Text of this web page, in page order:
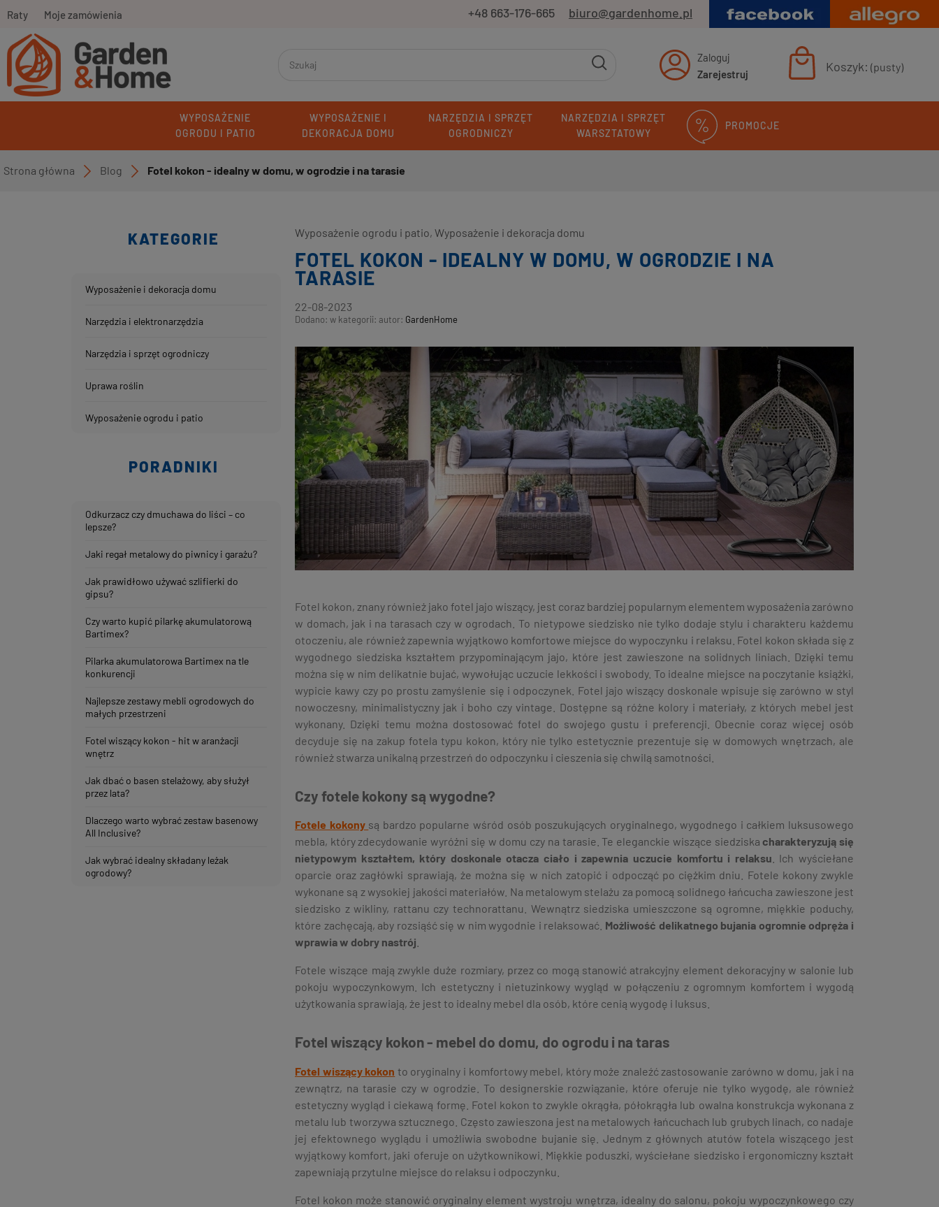
Raty Moje zamówienia +48 663-176-665 biuro@gardenhome.pl
Koszyk: (pusty)
Zaloguj
Zarejestruj
WYPOSAŻENIE
OGRODU I PATIO
WYPOSAŻENIE I
DEKORACJA DOMU
NARZĘDZIA I SPRZĘT
OGRODNICZY
NARZĘDZIA I SPRZĘT
WARSZTATOWY
PROMOCJE
Strona główna Blog Fotel kokon - idealny w domu, w ogrodzie i na tarasie
KATEGORIE
Wyposażenie i dekoracja domu
Narzędzia i elektronarzędzia
Narzędzia i sprzęt ogrodniczy
Uprawa roślin
Wyposażenie ogrodu i patio
PORADNIKI
Odkurzacz czy dmuchawa do liści – co
lepsze?
Jaki regał metalowy do piwnicy i garażu?
Jak prawidłowo używać szlifierki do
gipsu?
Czy warto kupić pilarkę akumulatorową
Bartimex?
Pilarka akumulatorowa Bartimex na tle
konkurencji
Najlepsze zestawy mebli ogrodowych do
małych przestrzeni
Fotel wiszący kokon - hit w aranżacji
wnętrz
Jak dbać o basen stelażowy, aby służył
przez lata?
Dlaczego warto wybrać zestaw basenowy
All Inclusive?
Jak wybrać idealny składany leżak
ogrodowy?
Wyposażenie ogrodu i patio, Wyposażenie i dekoracja domu
FOTEL KOKON - IDEALNY W DOMU, W OGRODZIE I NA
TARASIE
22-08-2023
Dodano: w kategorii: autor: GardenHome
Fotel kokon, znany również jako fotel jajo wiszący, jest coraz bardziej popularnym elementem wyposażenia zarówno
w domach, jak i na tarasach czy w ogrodach. To nietypowe siedzisko nie tylko dodaje stylu i charakteru każdemu
otoczeniu, ale również zapewnia wyjątkowo komfortowe miejsce do wypoczynku i relaksu. Fotel kokon składa się z
wygodnego siedziska kształtem przypominającym jajo, które jest zawieszone na solidnych liniach. Dzięki temu
można się w nim delikatnie bujać, wywołując uczucie lekkości i swobody. To idealne miejsce na poczytanie książki,
wypicie kawy czy po prostu zamyślenie się i odpoczynek. Fotel jajo wiszący doskonale wpisuje się zarówno w styl
nowoczesny, minimalistyczny jak i boho czy vintage. Dostępne są różne kolory i materiały, z których mebel jest
wykonany. Dzięki temu można dostosować fotel do swojego gustu i preferencji. Obecnie coraz więcej osób
decyduje się na zakup fotela typu kokon, który nie tylko estetycznie prezentuje się w domowych wnętrzach, ale
również stwarza unikalną przestrzeń do odpoczynku i cieszenia się chwilą samotności.
Czy fotele kokony są wygodne?
Fotele kokony są bardzo popularne wśród osób poszukujących oryginalnego, wygodnego i całkiem luksusowego
mebla, który zdecydowanie wyróżni się w domu czy na tarasie. Te eleganckie wiszące siedziskacharakteryzują się
nietypowym kształtem, który doskonale otacza ciało i zapewnia uczucie komfortu i relaksu . Ich wyściełane
oparcie oraz zagłówki sprawiają, że można się w nich zatopić i odpocząć po ciężkim dniu. Fotele kokony zwykle
wykonane są z wysokiej jakości materiałów. Na metalowym stelażu za pomocą solidnego łańcucha zawieszone jest
siedzisko z wikliny, rattanu czy technorattanu. Wewnątrz siedziska umieszczone są ogromne, miękkie poduchy,
które zachęcają, aby rozsiąść się w nim wygodnie i relaksować. Możliwość delikatnego bujania ogromnie odpręża i
wprawia w dobry nastrój
Fotele wiszące mają zwykle duże rozmiary, przez co mogą stanowić atrakcyjny element dekoracyjny w salonie lub
pokoju wypoczynkowym. Ich estetyczny i nietuzinkowy wygląd w połączeniu z ogromnym komfortem i wygodą
użytkowania sprawiają, że jest to idealny mebel dla osób, które cenią wygodę i luksus.
Fotel wiszący kokon - mebel do domu, do ogrodu i na taras
Fotel wiszący kokon to oryginalny i komfortowy mebel, który może znaleźć zastosowanie zarówno w domu, jak i na
zewnątrz, na tarasie czy w ogrodzie. To designerskie rozwiązanie, które oferuje nie tylko wygodę, ale również
estetyczny wygląd i ciekawą formę. Fotel kokon to zwykle okrągła, półokrągła lub owalna konstrukcja wykonana z
metalu lub tworzywa sztucznego. Często zawieszona jest na metalowych łańcuchach lub grubych linach, co nadaje
jej efektownego wyglądu i umożliwia swobodne bujanie się. Jednym z głównych atutów fotela wiszącego jest
wyjątkowy komfort, jaki oferuje on użytkownikowi. Miękkie poduszki, wyściełane siedzisko i ergonomiczny kształt
zapewniają przytulne miejsce do relaksu i odpoczynku.
Fotel kokon może stanowić oryginalny element wystroju wnętrza, idealny do salonu, pokoju wypoczynkowego czy